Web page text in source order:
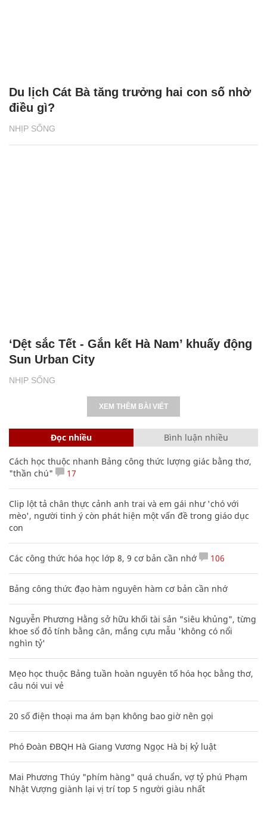
NHỊP SỐNG
Du lịch Cát Bà tăng trưởng hai con số nhờ
điều gì?
NHỊP SỐNG
‘Dệt sắc Tết - Gắn kết Hà Nam’ khuấy động
Sun Urban City
XEM THÊM BÀI VIẾT
Đọc nhiều Bình luận nhiều
Cách học thuộc nhanh Bảng công thức lượng giác bằng thơ,
"thần chú"
17
Clip lột tả chân thực cảnh anh trai và em gái như 'chó với
mèo', người tinh ý còn phát hiện một vấn đề trong giáo dục
con
Các công thức hóa học lớp 8, 9 cơ bản cần nhớ 106
Bảng công thức đạo hàm nguyên hàm cơ bản cần nhớ
Nguyễn Phương Hằng sở hữu khối tài sản "siêu khủng", từng
khoe sổ đỏ tính bằng cân, mắng cựu mẫu 'không có nổi
nghìn tỷ'
Mẹo học thuộc Bảng tuần hoàn nguyên tố hóa học bằng thơ,
câu nói vui vẻ
20 số điện thoại ma ám bạn không bao giờ nên gọi
Phó Đoàn ĐBQH Hà Giang Vương Ngọc Hà bị kỷ luật
Mai Phương Thúy "phím hàng" quá chuẩn, vợ tỷ phú Phạm
Nhật Vượng giành lại vị trí top 5 người giàu nhất